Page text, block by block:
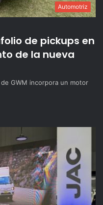
Automotriz
de pickups en
de la nueva
GWM incorpora un motor